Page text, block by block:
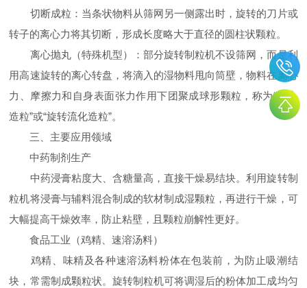
切断成粒：当条状物料从筛网另一侧露出时，旋转的刀片或
转子的离心力将其切断，形成长度略大于直径的圆柱状颗粒。
离心抛丸（特殊机型）：部分旋转制粒机不设筛网，而是利
用高速旋转的离心转盘，将滴入的湿物料甩向筒壁，物料在离心
力、摩擦力和自身表面张力作用下团聚成球形颗粒，称为“离心
造粒”或“旋转流化造粒”。
三、主要应用领域
中药制剂生产​
中药浸膏粘度大、含糖量高，直接干燥易结块。利用旋转制
粒机将浸膏与辅料混合制成的软材制成湿颗粒，再进行干燥，可
大幅提高干燥效率，防止粘壁，且颗粒崩解性更好。
食品工业（鸡精、速溶汤料）​
鸡精、味精及各种速溶汤料粉体在包装前，为防止吸潮结
块，常需制成颗粒状。旋转制粒机可将调湿后的粉体加工成均匀